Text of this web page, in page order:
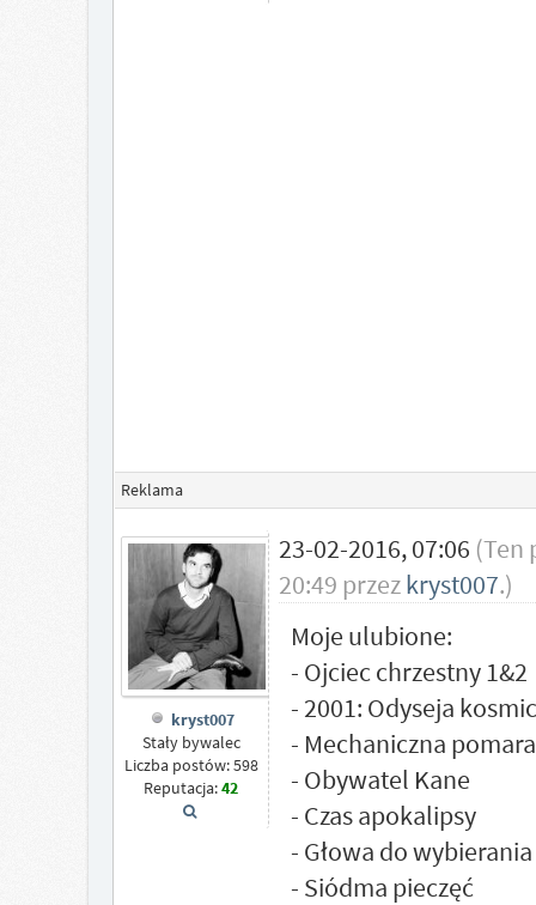
Reklama
kryst007
Stały bywalec
Liczba postów: 598
Reputacja:42
23-02-2016, 07:06 (Ten
20:49 przezkryst007.)
Moje ulubione:
- Ojciec chrzestny 1&2
- 2001: Odyseja
- Mechaniczna
- Obywatel Kane
- Czas apokalipsy
- Głowa do wybierania
- Siódma pieczęć